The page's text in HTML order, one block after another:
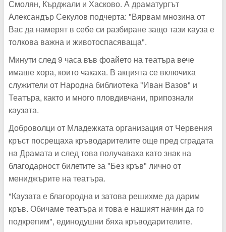
Смолян, Кърджали и Хасково. А драматургът
Александър Секулов подчерта: "Вярвам мнозина от
Вас да намерят в себе си разбиране защо тази кауза е
толкова важна и животоспасяваща".
Минути след 9 часа във фоайето на театъра вече
имаше хора, които чакаха. В акцията се включиха
служители от Народна библиотека "Иван Вазов" и
Театъра, както и много пловдивчани, припознали
каузата.
Доброволци от Младежката организация от Червения
кръст посрещаха кръводарителите още пред сградата
на Драмата и след това получаваха като знак на
благодарност билетите за "Без кръв" лично от
мениджърите на театъра.
"Каузата е благородна и затова решихме да дарим
кръв. Обичаме театъра и това е нашият начин да го
подкрепим", единодушни бяха кръводарителите.